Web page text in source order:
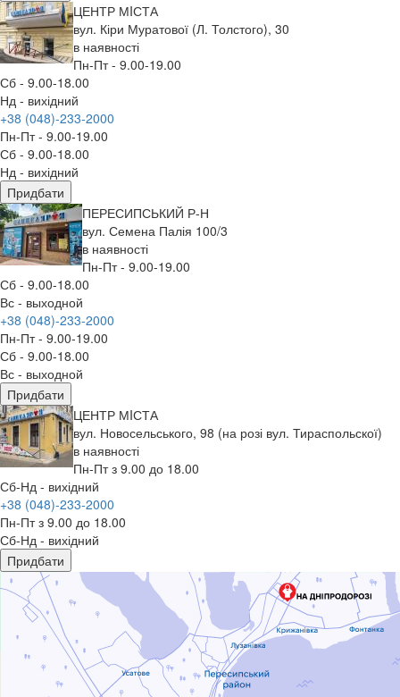
ЦЕНТР МIСТА
вул. Кіри Муратової (Л. Толстого), 30
в наявності
Пн-Пт - 9.00-19.00
Сб - 9.00-18.00
Нд - вихідний
+38 (048)-233-2000
Пн-Пт - 9.00-19.00
Сб - 9.00-18.00
Нд - вихідний
Придбати
ПЕРЕСИПСЬКИЙ Р-Н
вул. Семена Палія 100/3
в наявності
Пн-Пт - 9.00-19.00
Сб - 9.00-18.00
Вс - выходной
+38 (048)-233-2000
Пн-Пт - 9.00-19.00
Сб - 9.00-18.00
Вс - выходной
Придбати
ЦЕНТР МIСТА
вул. Новосельського, 98 (на розі вул. Тираспольскої)
в наявності
Пн-Пт з 9.00 до 18.00
Сб-Нд - вихідний
+38 (048)-233-2000
Пн-Пт з 9.00 до 18.00
Сб-Нд - вихідний
Придбати